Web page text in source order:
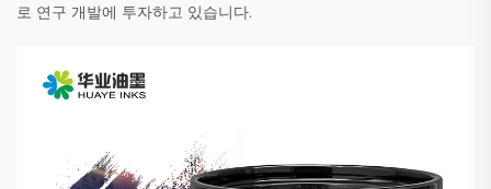
로 연구 개발에 투자하고 있습니다.